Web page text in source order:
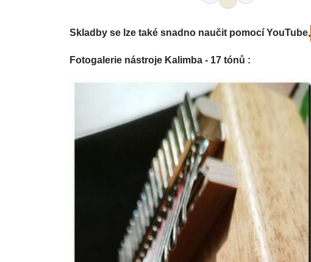
Skladby se lze také snadno naučit pomocí YouTube,
Fotogalerie nástroje Kalimba - 17 tónů :